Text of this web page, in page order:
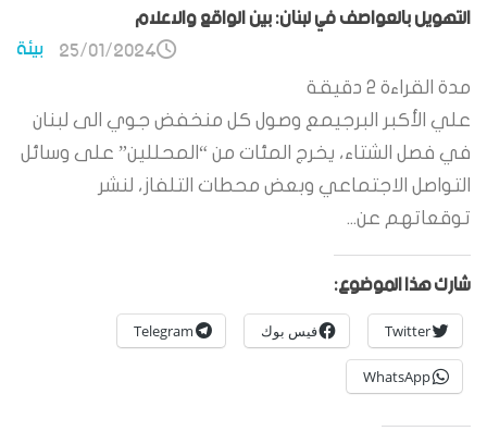
التهويل بالعواصف في لبنان: بين الواقع والاعلام
بيئة 25/01/2024
مدة القراءة 2 دقيقة
علي الأكبر البرجيمع وصول كل منخفض جوي الى لبنان
في فصل الشتاء، يخرج المئات من “المحللين” على وسائل
التواصل الاجتماعي وبعض محطات التلفاز، لنشر
توقعاتهم عن...
شارك هذا الموضوع:
Twitter فيس بوك Telegram
WhatsApp